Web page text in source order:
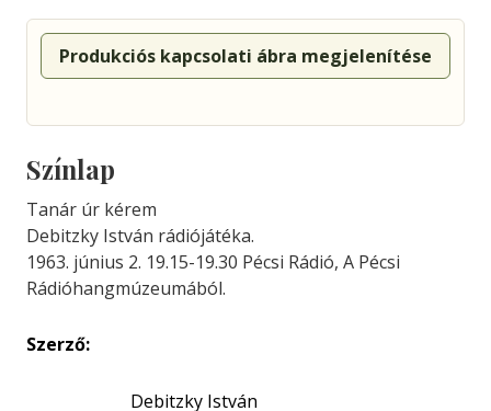
Produkciós kapcsolati ábra megjelenítése
Színlap
Tanár úr kérem
Debitzky István rádiójátéka.
1963. június 2. 19.15-19.30 Pécsi Rádió, A Pécsi
Rádióhangmúzeumából.
Szerző:
Debitzky István